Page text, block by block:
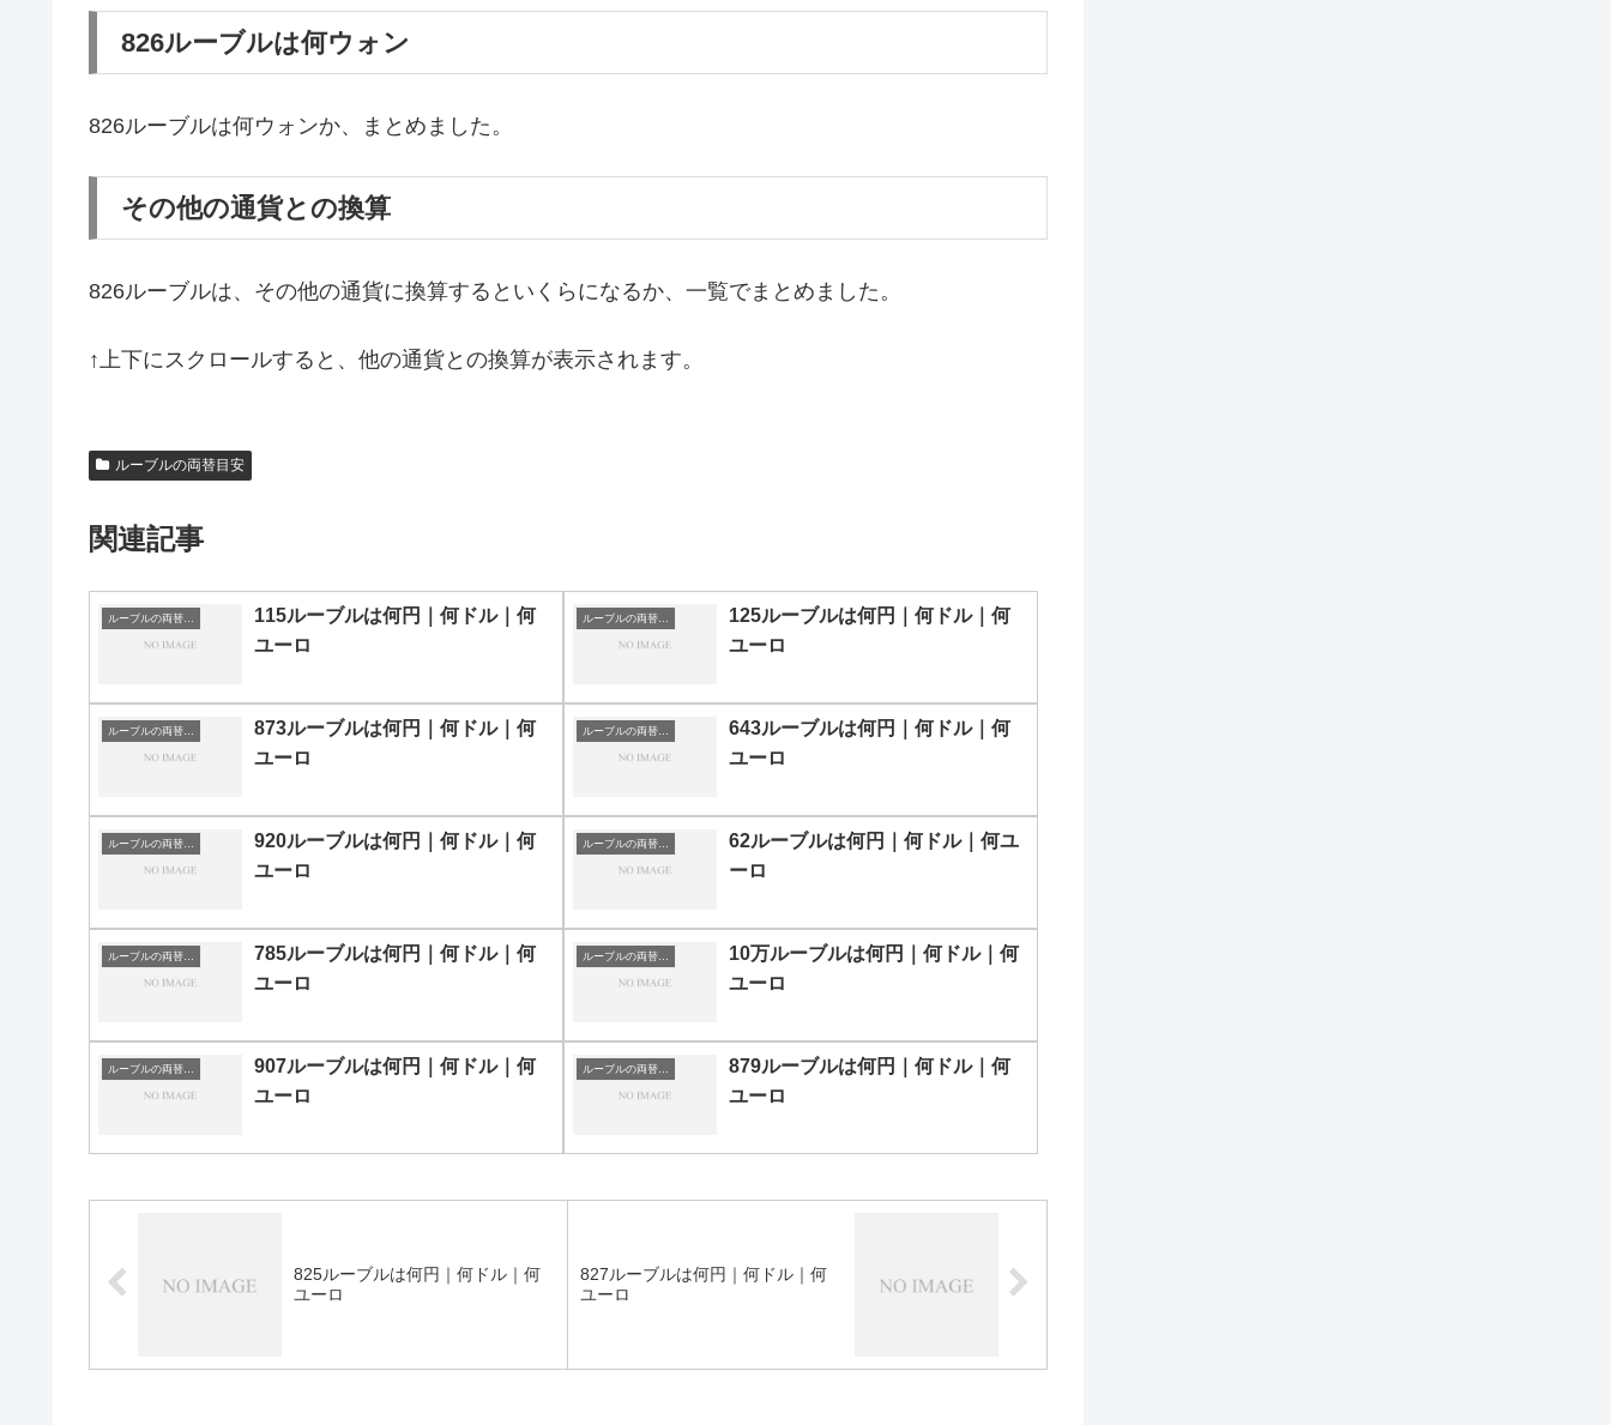
826ルーブルは何ウォン
826ルーブルは何ウォンか、まとめました。
その他の通貨との換算
826ルーブルは、その他の通貨に換算するといくらになるか、一覧でまとめました。
↑上下にスクロールすると、他の通貨との換算が表示されます。
ルーブルの両替目安
関連記事
115ルーブルは何円｜何ドル｜何
ユーロ
125ルーブルは何円｜何ドル｜何
ユーロ
873ルーブルは何円｜何ドル｜何
ユーロ
643ルーブルは何円｜何ドル｜何
ユーロ
920ルーブルは何円｜何ドル｜何
ユーロ
62ルーブルは何円｜何ドル｜何ユ
ーロ
785ルーブルは何円｜何ドル｜何
ユーロ
10万ルーブルは何円｜何ドル｜何
ユーロ
907ルーブルは何円｜何ドル｜何
ユーロ
879ルーブルは何円｜何ドル｜何
ユーロ
825ルーブルは何円｜何ドル｜何
ユーロ
827ルーブルは何円｜何ドル｜何
ユーロ